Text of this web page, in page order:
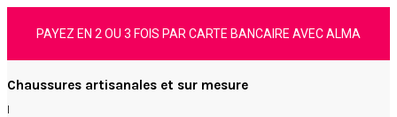
PAYEZ EN 2 OU 3 FOIS PAR CARTE BANCAIRE AVEC ALMA
Chaussures artisanales et sur mesure